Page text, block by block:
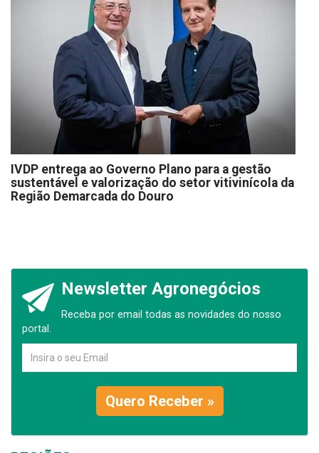
IVDP entrega ao Governo Plano para a gestão
sustentável e valorização do setor vitivinícola da
Região Demarcada do Douro
Newsletter Agronegócios
Receba por email todas as novidades do nosso
portal.
Quero Receber »